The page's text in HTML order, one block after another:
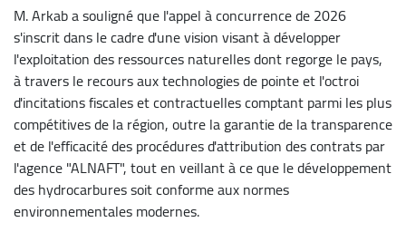
M. Arkab a souligné que l'appel à concurrence de 2026
s'inscrit dans le cadre d'une vision visant à développer
l'exploitation des ressources naturelles dont regorge le pays,
à travers le recours aux technologies de pointe et l'octroi
d'incitations fiscales et contractuelles comptant parmi les plus
compétitives de la région, outre la garantie de la transparence
et de l'efficacité des procédures d'attribution des contrats par
l'agence "ALNAFT", tout en veillant à ce que le développement
des hydrocarbures soit conforme aux normes
environnementales modernes.